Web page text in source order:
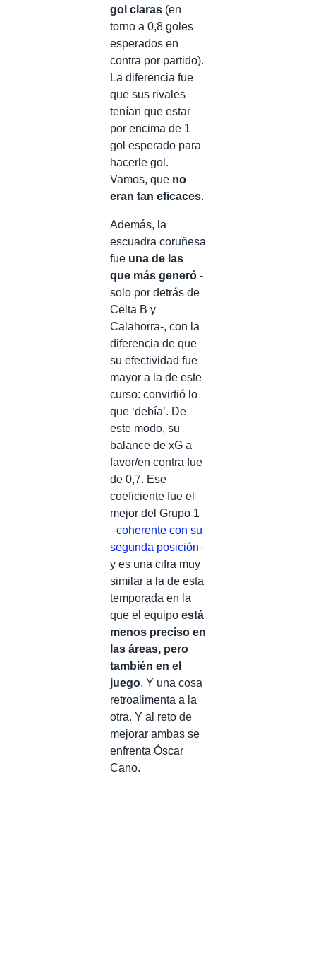
gol claras (en
torno a 0,8 goles
esperados en
contra por partido).
La diferencia fue
que sus rivales
tenían que estar
por encima de 1
gol esperado para
hacerle gol.
Vamos, que no
eran tan eficaces.
Además, la
escuadra coruñesa
fue una de las
que más generó -
solo por detrás de
Celta B y
Calahorra-, con la
diferencia de que
su efectividad fue
mayor a la de este
curso: convirtió lo
que ‘debía’. De
este modo, su
balance de xG a
favor/en contra fue
de 0,7. Ese
coeficiente fue el
mejor del Grupo 1
–coherente con su
segunda posición–
y es una cifra muy
similar a la de esta
temporada en la
que el equipo está
menos preciso en
las áreas, pero
también en el
juego. Y una cosa
retroalimenta a la
otra. Y al reto de
mejorar ambas se
enfrenta Óscar
Cano.